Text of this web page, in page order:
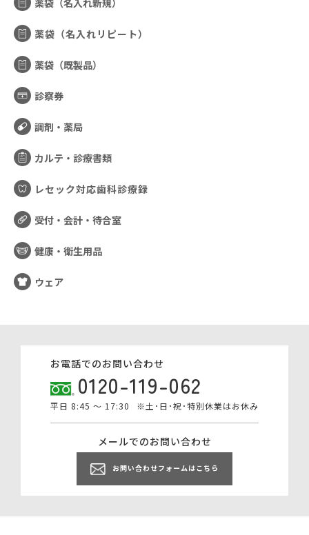
薬袋（名入れ新規）
薬袋（名入れリピート）
薬袋（既製品）
診察券
調剤・薬局
カルテ・診療書類
レセック対応歯科診療録
受付・会計・待合室
健康・衛生用品
ウェア
お電話でのお問い合わせ
0120-119-062
平日 8:45 ～ 17:30 ※土･日･祝･特別休業はお休み
メールでのお問い合わせ
お問い合わせフォームはこちら